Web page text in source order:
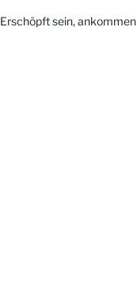
Erschöpft sein, ankommen